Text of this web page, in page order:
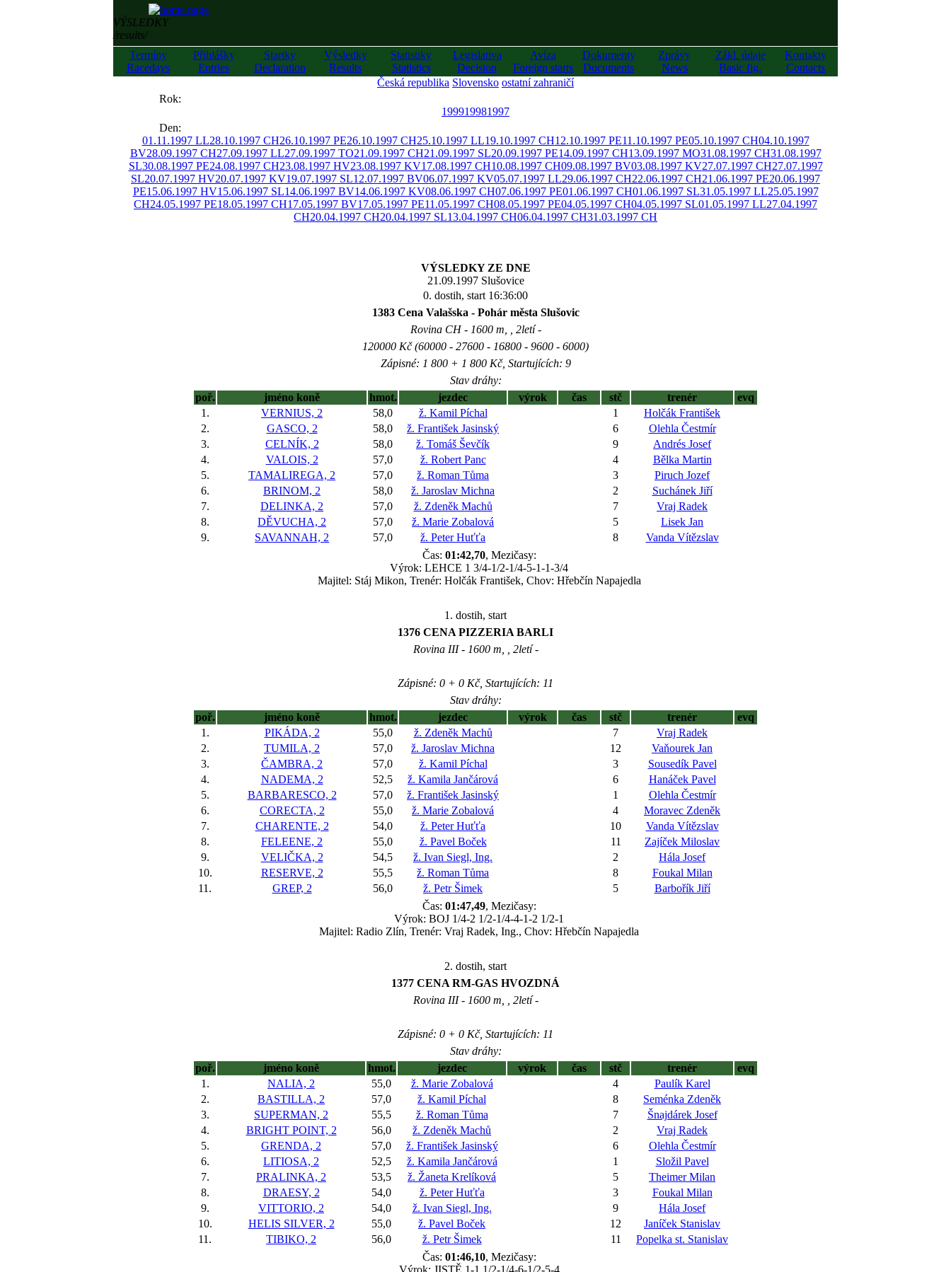
VÝSLEDKY
/results/
Termíny
Racedays
Přihlášky
Entries
Startky
Declaration
Výsledky
Results
Statistiky
Statistics
Legislativa
Decision
Avíza
Foreign starts
Dokumenty
Documents
Zprávy
News
Zákl. údaje
Basic fig.
Kontakty
Contacts
Česká republika Slovensko ostatní zahraničí
Rok:
199919981997
Den:
01.11.1997 LL28.10.1997 CH26.10.1997 PE26.10.1997 CH25.10.1997 LL19.10.1997 CH12.10.1997 PE11.10.1997 PE05.10.1997 CH04.10.1997
BV28.09.1997 CH27.09.1997 LL27.09.1997 TO21.09.1997 CH21.09.1997 SL20.09.1997 PE14.09.1997 CH13.09.1997 MO31.08.1997 CH31.08.1997
SL30.08.1997 PE24.08.1997 CH23.08.1997 HV23.08.1997 KV17.08.1997 CH10.08.1997 CH09.08.1997 BV03.08.1997 KV27.07.1997 CH27.07.1997
SL20.07.1997 HV20.07.1997 KV19.07.1997 SL12.07.1997 BV06.07.1997 KV05.07.1997 LL29.06.1997 CH22.06.1997 CH21.06.1997 PE20.06.1997
PE15.06.1997 HV15.06.1997 SL14.06.1997 BV14.06.1997 KV08.06.1997 CH07.06.1997 PE01.06.1997 CH01.06.1997 SL31.05.1997 LL25.05.1997
CH24.05.1997 PE18.05.1997 CH17.05.1997 BV17.05.1997 PE11.05.1997 CH08.05.1997 PE04.05.1997 CH04.05.1997 SL01.05.1997 LL27.04.1997
CH20.04.1997 CH20.04.1997 SL13.04.1997 CH06.04.1997 CH31.03.1997 CH
VÝSLEDKY ZE DNE
21.09.1997 Slušovice
0. dostih, start 16:36:00
1383 Cena Valašska - Pohár města Slušovic
Rovina CH - 1600 m, , 2letí -
120000 Kč (60000 - 27600 - 16800 - 9600 - 6000)
Zápisné: 1 800 + 1 800 Kč, Startujících: 9
Stav dráhy:
poř.
jméno koně hmot. jezdec výrok čas stč trenér
evq
1.
VERNIUS, 2 58,0 ž. Kamil Píchal 1
Holčák František
2.
GASCO, 2 58,0 ž. František Jasinský 6
Olehla Čestmír
3.
CELNÍK, 2 58,0 ž. Tomáš Ševčík 9
Andrés Josef
4.
VALOIS, 2 57,0 ž. Robert Panc 4
Bělka Martin
5.
TAMALIREGA, 2 57,0 ž. Roman Tůma 3
Piruch Jozef
6.
BRINOM, 2 58,0 ž. Jaroslav Michna 2
Suchánek Jiří
7.
DELINKA, 2 57,0 ž. Zdeněk Machů 7
Vraj Radek
8.
DĚVUCHA, 2 57,0 ž. Marie Zobalová 5
Lisek Jan
9.
SAVANNAH, 2 57,0 ž. Peter Huťťa 8
Vanda Vítězslav
Čas: 01:42,70, Mezičasy:
Výrok: LEHCE 1 3/4-1/2-1/4-5-1-1-3/4
Majitel: Stáj Mikon, Trenér: Holčák František, Chov: Hřebčín Napajedla
1. dostih, start
1376 CENA PIZZERIA BARLI
Rovina III - 1600 m, , 2letí -
Zápisné: 0 + 0 Kč, Startujících: 11
Stav dráhy:
poř.
jméno koně hmot. jezdec výrok čas stč trenér
evq
1.
PIKÁDA, 2 55,0 ž. Zdeněk Machů 7
Vraj Radek
2.
TUMILA, 2 57,0 ž. Jaroslav Michna 12
Vaňourek Jan
3.
ČAMBRA, 2 57,0 ž. Kamil Píchal 3
Sousedík Pavel
4.
NADEMA, 2 52,5 ž. Kamila Jančárová 6
Hanáček Pavel
5.
BARBARESCO, 2 57,0 ž. František Jasinský 1
Olehla Čestmír
6.
CORECTA, 2 55,0 ž. Marie Zobalová 4
Moravec Zdeněk
7.
CHARENTE, 2 54,0 ž. Peter Huťťa 10
Vanda Vítězslav
8.
FELEENE, 2 55,0 ž. Pavel Boček 11
Zajíček Miloslav
9.
VELIČKA, 2 54,5 ž. Ivan Siegl, Ing. 2
Hála Josef
10.
RESERVE, 2 55,5 ž. Roman Tůma 8
Foukal Milan
11.
GREP, 2 56,0 ž. Petr Šimek 5
Barbořík Jiří
Čas: 01:47,49, Mezičasy:
Výrok: BOJ 1/4-2 1/2-1/4-4-1-2 1/2-1
Majitel: Radio Zlín, Trenér: Vraj Radek, Ing., Chov: Hřebčín Napajedla
2. dostih, start
1377 CENA RM-GAS HVOZDNÁ
Rovina III - 1600 m, , 2letí -
Zápisné: 0 + 0 Kč, Startujících: 11
Stav dráhy:
poř.
jméno koně hmot. jezdec výrok čas stč trenér
evq
1.
NALIA, 2 55,0 ž. Marie Zobalová 4
Paulík Karel
2.
BASTILLA, 2 57,0 ž. Kamil Píchal 8
Seménka Zdeněk
3.
SUPERMAN, 2 55,5 ž. Roman Tůma 7
Šnajdárek Josef
4.
BRIGHT POINT, 2 56,0 ž. Zdeněk Machů 2
Vraj Radek
5.
GRENDA, 2 57,0 ž. František Jasinský 6
Olehla Čestmír
6.
LITIOSA, 2 52,5 ž. Kamila Jančárová 1
Složil Pavel
7.
PRALINKA, 2 53,5 ž. Žaneta Krelíková 5
Theimer Milan
8.
DRAESY, 2 54,0 ž. Peter Huťťa 3
Foukal Milan
9.
VITTORIO, 2 54,0 ž. Ivan Siegl, Ing. 9
Hála Josef
10.
HELIS SILVER, 2 55,0 ž. Pavel Boček 12
Janíček Stanislav
11.
TIBIKO, 2 56,0 ž. Petr Šimek 11
Popelka st. Stanislav
Čas: 01:46,10, Mezičasy:
Výrok: JISTĚ 1-1 1/2-1/4-6-1/2-5-4